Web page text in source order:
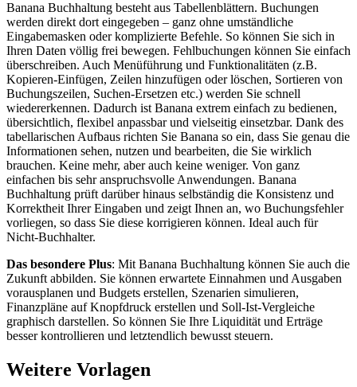
Banana Buchhaltung besteht aus Tabellenblättern. Buchungen
werden direkt dort eingegeben – ganz ohne umständliche
Eingabemasken oder komplizierte Befehle. So können Sie sich in
Ihren Daten völlig frei bewegen. Fehlbuchungen können Sie einfach
überschreiben. Auch Menüführung und Funktionalitäten (z.B.
Kopieren-Einfügen, Zeilen hinzufügen oder löschen, Sortieren von
Buchungszeilen, Suchen-Ersetzen etc.) werden Sie schnell
wiedererkennen. Dadurch ist Banana extrem einfach zu bedienen,
übersichtlich, flexibel anpassbar und vielseitig einsetzbar. Dank des
tabellarischen Aufbaus richten Sie Banana so ein, dass Sie genau die
Informationen sehen, nutzen und bearbeiten, die Sie wirklich
brauchen. Keine mehr, aber auch keine weniger. Von ganz
einfachen bis sehr anspruchsvolle Anwendungen. Banana
Buchhaltung prüft darüber hinaus selbständig die Konsistenz und
Korrektheit Ihrer Eingaben und zeigt Ihnen an, wo Buchungsfehler
vorliegen, so dass Sie diese korrigieren können. Ideal auch für
Nicht-Buchhalter.
Das besondere Plus: Mit Banana Buchhaltung können Sie auch die
Zukunft abbilden. Sie können erwartete Einnahmen und Ausgaben
vorausplanen und Budgets erstellen, Szenarien simulieren,
Finanzpläne auf Knopfdruck erstellen und Soll-Ist-Vergleiche
graphisch darstellen. So können Sie Ihre Liquidität und Erträge
besser kontrollieren und letztendlich bewusst steuern.
Weitere Vorlagen